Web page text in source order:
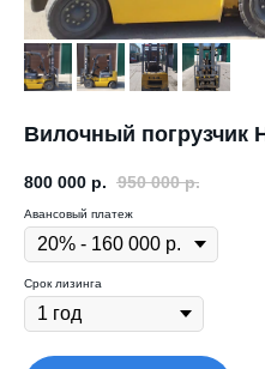
Вилочный погрузчик
800 000 р. 950 000 р.
Авансовый платеж
Срок лизинга